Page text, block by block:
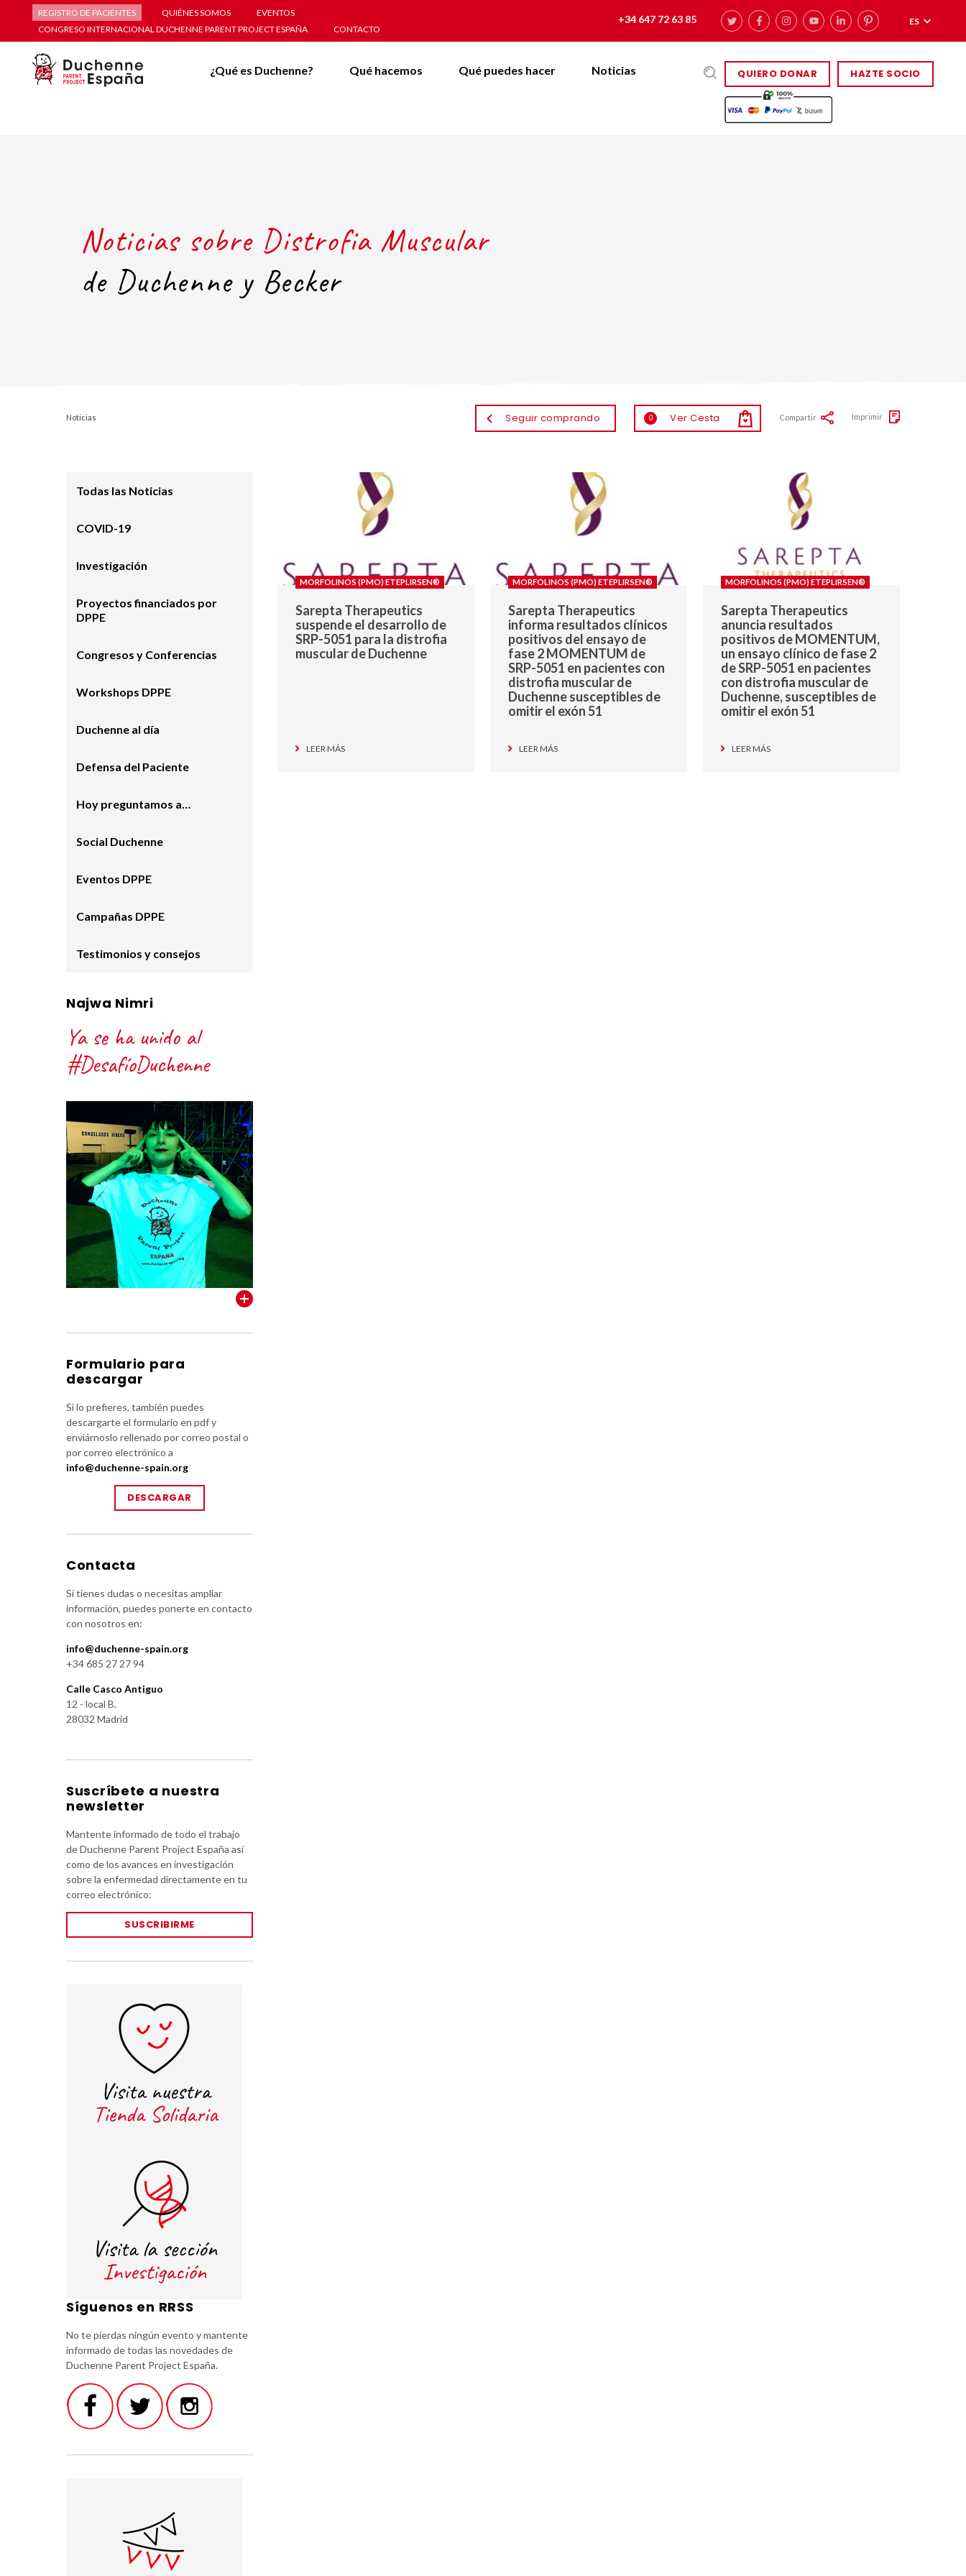
REGISTRO DE PACIENTES QUIÉNES SOMOS
EVENTOS
CONGRESO INTERNACIONAL DUCHENNE PARENT PROJECT ESPAÑA
CONTACTO
+34 647 72 63 85 ES
QUIERO DONAR HAZTE SOCIO
¿Qué es Duchenne? Qué hacemos Qué puedes hacer Noticias
Noticias sobre Distrofia Muscular
de Duchenne y Becker
Noticias Seguir comprando 0 Ver Cesta Compartir Imprimir
MORFOLINOS (PMO) ETEPLIRSEN®
Sarepta Therapeutics
suspende el desarrollo de
SRP-5051 para la distrofia
muscular de Duchenne
LEER MÁS
MORFOLINOS (PMO) ETEPLIRSEN®
Sarepta Therapeutics
informa resultados clínicos
positivos del ensayo de
fase 2 MOMENTUM de
SRP-5051 en pacientes con
distrofia muscular de
Duchenne susceptibles de
omitir el exón 51
LEER MÁS
MORFOLINOS (PMO) ETEPLIRSEN®
Sarepta Therapeutics
anuncia resultados
positivos de MOMENTUM,
un ensayo clínico de fase 2
de SRP-5051 en pacientes
con distrofia muscular de
Duchenne, susceptibles de
omitir el exón 51
LEER MÁS
Todas las Noticias
COVID-19
Investigación
Proyectos financiados por
DPPE
Congresos y Conferencias
Workshops DPPE
Duchenne al día
Defensa del Paciente
Hoy preguntamos a…
Social Duchenne
Eventos DPPE
Campañas DPPE
Testimonios y consejos
Najwa Nimri
Ya se ha unido al
#DesafíoDuchenne
Formulario para
descargar
Si lo prefieres, también puedes
descargarte el formulario en pdf y
enviárnoslo rellenado por correo postal o
por correo electrónico a
info@duchenne-spain.org
DESCARGAR
Contacta
Si tienes dudas o necesitas ampliar
información, puedes ponerte en contacto
con nosotros en:
info@duchenne-spain.org
+34 685 27 27 94
Calle Casco Antiguo
12 - local B.
28032 Madrid
Suscríbete a nuestra
newsletter
Mantente informado de todo el trabajo
de Duchenne Parent Project España así
como de los avances en investigación
sobre la enfermedad directamente en tu
correo electrónico:
SUSCRIBIRME
Síguenos en RRSS
No te pierdas ningún evento y mantente
informado de todas las novedades de
Duchenne Parent Project España.